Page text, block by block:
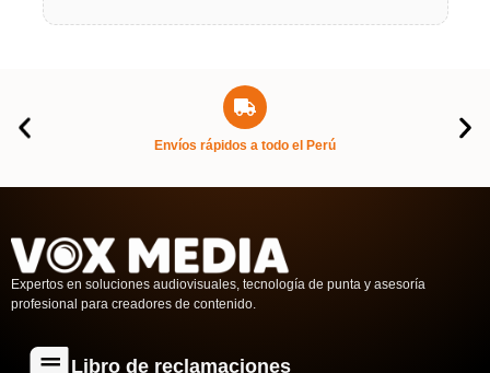
Envíos rápidos a todo el Perú
Expertos en soluciones audiovisuales, tecnología de punta y asesoría
profesional para creadores de contenido.
Libro de reclamaciones